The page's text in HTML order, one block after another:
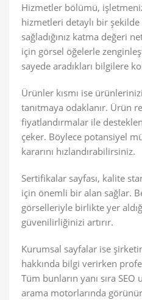
Hizmetler bölümü,
hizmetleri detaylı bir
sağladığınız katma değeri
için görsel öğelerle
sayede aradıkları bilgilere
Ürünler kısmı ise
tanıtmaya odaklanır. Ürün
fiyatlandırmalar ile
çeker. Böylece potansiyel
kararını hızlandırabilirsiniz.
Sertifikalar sayfası, kalite
için önemli bir alan sağlar.
görselleriyle birlikte yer
güvenilirliğinizi artırır.
Kurumsal sayfalar ise
hakkında bilgi verirken
Tüm bunların yanı sıra
arama motorlarında